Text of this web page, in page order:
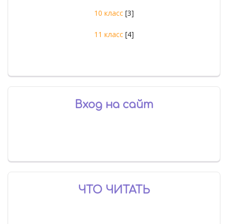
10 класс [3]
11 класс [4]
Вход на сайт
ЧТО ЧИТАТЬ